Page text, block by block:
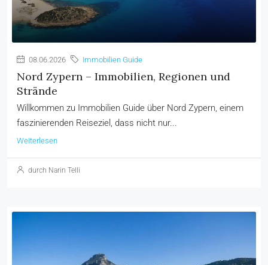
08.06.2026 Immobilien Guide
Nord Zypern – Immobilien, Regionen und
Strände
Willkommen zu Immobilien Guide über Nord Zypern, einem
faszinierenden Reiseziel, dass nicht nur...
Weiterlesen
durch Narin Telli